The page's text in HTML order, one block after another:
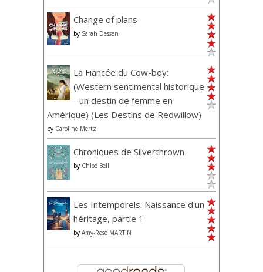
Change of plans
by Sarah Dessen
La Fiancée du Cow-boy:
(Western sentimental historique
- un destin de femme en
Amérique) (Les Destins de Redwillow)
by Caroline Mertz
Chroniques de Silverthrown
by Chloé Bell
Les Intemporels: Naissance d'un
héritage, partie 1
by Amy-Rose MARTIN